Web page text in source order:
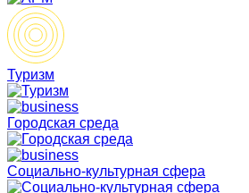
Туризм
Городская среда
Социально-культурная сфера